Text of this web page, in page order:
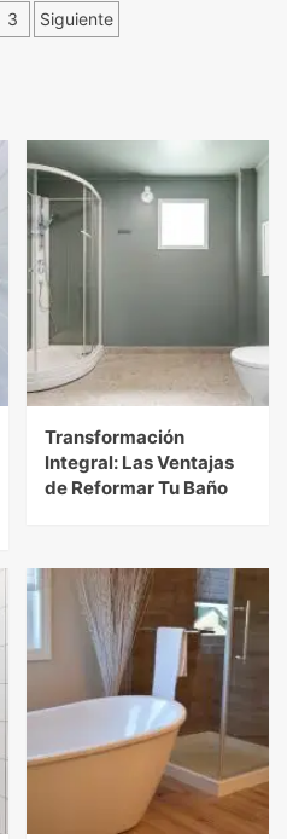
3 Siguiente
Transformación
Integral: Las Ventajas
de Reformar Tu Baño